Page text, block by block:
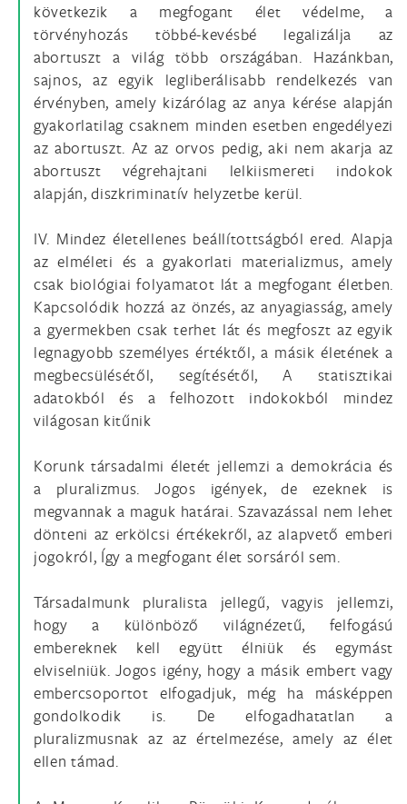
következik a megfogant élet védelme, a
törvényhozás többé-kevésbé legalizálja az
abortuszt a világ több országában. Hazánkban,
sajnos, az egyik legliberálisabb rendelkezés van
érvényben, amely kizárólag az anya kérése alapján
gyakorlatilag csaknem minden esetben engedélyezi
az abortuszt. Az az orvos pedig, aki nem akarja az
abortuszt végrehajtani lelkiismereti indokok
alapján, diszkriminatív helyzetbe kerül.
IV. Mindez életellenes beállítottságból ered. Alapja
az elméleti és a gyakorlati materializmus, amely
csak biológiai folyamatot lát a megfogant életben.
Kapcsolódik hozzá az önzés, az anyagiasság, amely
a gyermekben csak terhet lát és megfoszt az egyik
legnagyobb személyes értéktől, a másik életének a
megbecsülésétől, segítésétől, A statisztikai
adatokból és a felhozott indokokból mindez
világosan kitűnik
Korunk társadalmi életét jellemzi a demokrácia és
a pluralizmus. Jogos igények, de ezeknek is
megvannak a maguk határai. Szavazással nem lehet
dönteni az erkölcsi értékekről, az alapvető emberi
jogokról, Így a megfogant élet sorsáról sem.
Társadalmunk pluralista jellegű, vagyis jellemzi,
hogy a különböző világnézetű, felfogású
embereknek kell együtt élniük és egymást
elviselniük. Jogos igény, hogy a másik embert vagy
embercsoportot elfogadjuk, még ha másképpen
gondolkodik is. De elfogadhatatlan a
pluralizmusnak az az értelmezése, amely az élet
ellen támad.